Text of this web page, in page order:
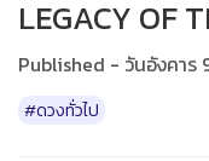
LEGACY OF
Published - วันอังคา
#ดวงทั่วไป